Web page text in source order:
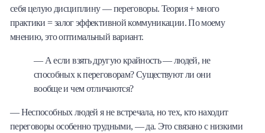
себя целую дисциплину — переговоры. Теория + много
практики = залог эффективной коммуникации. По моему
мнению, это оптимальный вариант.
— А если взять другую крайность — людей, не
способных к переговорам? Существуют ли они
вообще и чем отличаются?
— Неспособных людей я не встречала, но тех, кто находит
переговоры особенно трудными, — да. Это связано с низкими